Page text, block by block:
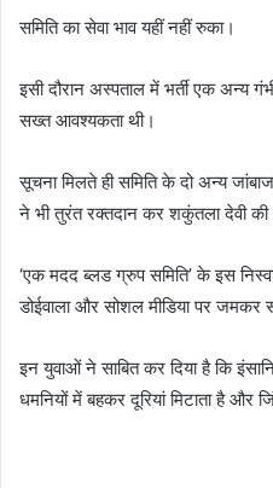
समिति का सेवा भाव यहीं नहीं रुका।
इसी दौरान अस्पताल में भर्ती एक अन्य
सख्त आवश्यकता थी।
सूचना मिलते ही समिति के दो अन्य
ने भी तुरंत रक्तदान कर शकुंतला देवी
‘एक मदद ब्लड ग्रुप समिति’ के इस
डोईवाला और सोशल मीडिया पर जमकर
इन युवाओं ने साबित कर दिया है कि
धमनियों में बहकर दूरियां मिटाता है और